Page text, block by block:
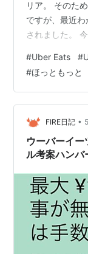
リア。 そのた
ですが、最近
されました。
に利用するかも
兼ねて一度試し
用したことあ
いです。 デリ
とゴミがたくさ
の店にしよう
#Uber Eats #
#ほっともっと
FIRE日記 •
ウーバーイ
ル考案ハンバ